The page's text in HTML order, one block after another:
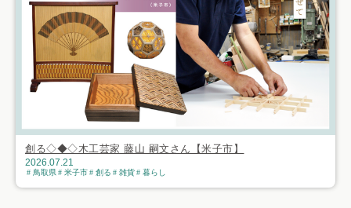
創る◇◆◇木工芸家 藤山 嗣文さん【米子市】
2026.07.21
鳥取県 米子市 創る 雑貨 暮らし